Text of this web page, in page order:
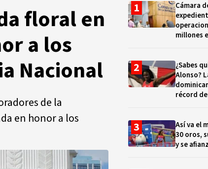
floral en
a los
Nacional
de la
en honor a los
Cámara
millones
¿Sabes
Alonso?
récord
Así va el
30 oros,
y se